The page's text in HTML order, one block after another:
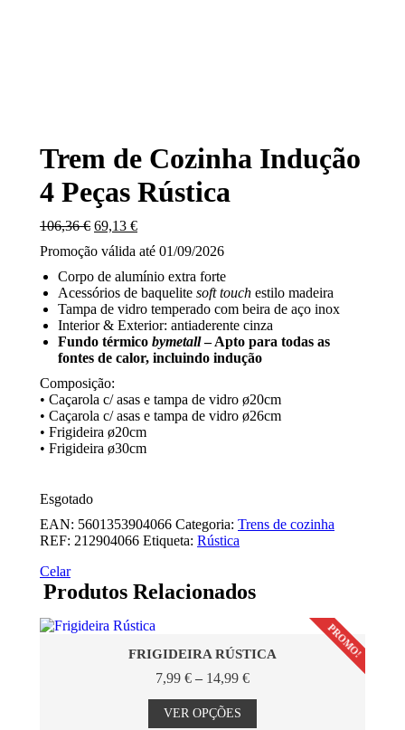
Trem de Cozinha Indução
4 Peças Rústica
106,36€ O
original
era:
106,36 €.
69,13 €O
atual
é:
69,13 €.
Promoção válida até 01/09/2026
Corpo de alumínio extra forte
Acessórios de baquelite soft touch estilo madeira
Tampa de vidro temperado com beira de aço inox
Interior & Exterior: antiaderente cinza
Fundo térmico bymetall– Apto para todas as
fontes de calor, incluindo indução
Composição:
• Caçarola c/ asas e tampa de vidro ø20cm
• Caçarola c/ asas e tampa de vidro ø26cm
• Frigideira ø20cm
• Frigideira ø30cm
Esgotado
EAN: 5601353904066 Categoria: Trens de cozinha
REF: 212904066 Etiqueta: Rústica
Celar
Produtos Relacionados
PROMO!
FRIGIDEIRA RÚSTICA
7,99 € – 14,99 €Price
through
VER OPÇÕES
has